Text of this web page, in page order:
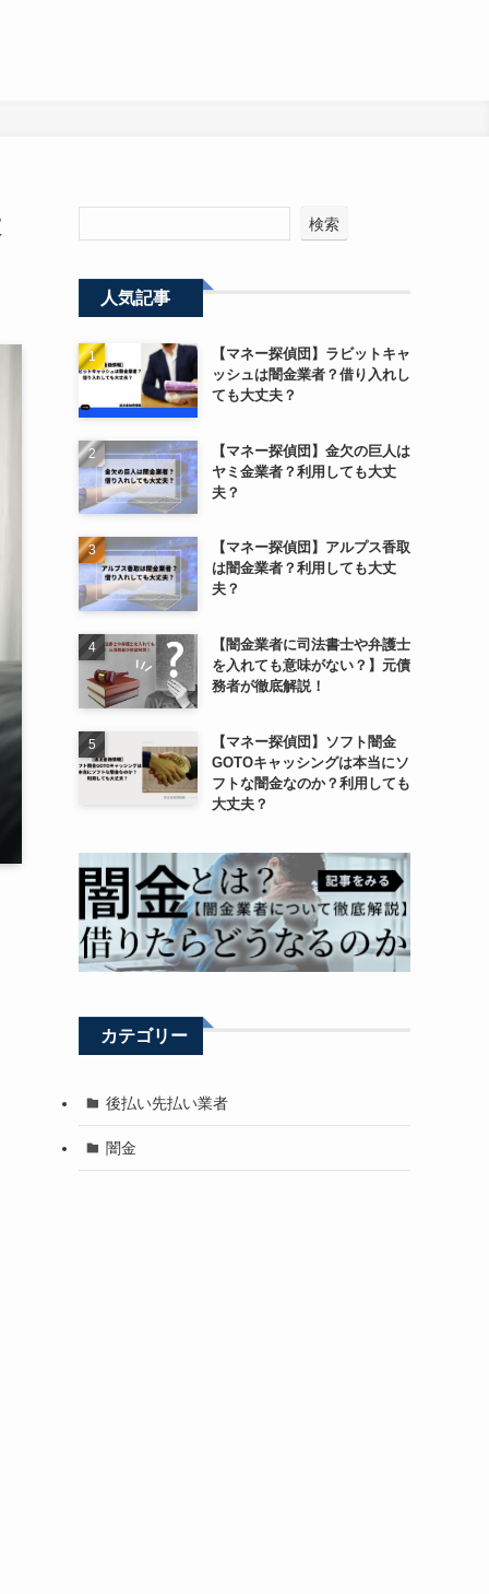
検索
人気記事
【マネー探偵団】ラビットキャ
ッシュは闇金業者？借り入れし
ても大丈夫？
【マネー探偵団】金欠の巨人は
ヤミ金業者？利用しても大丈
夫？
【マネー探偵団】アルプス香取
は闇金業者？利用しても大丈
夫？
【闇金業者に司法書士や弁護士
を入れても意味がない？】元債
務者が徹底解説！
【マネー探偵団】ソフト闇金
GOTOキャッシングは本当にソ
フトな闇金なのか？利用しても
大丈夫？
カテゴリー
後払い先払い業者
闇金